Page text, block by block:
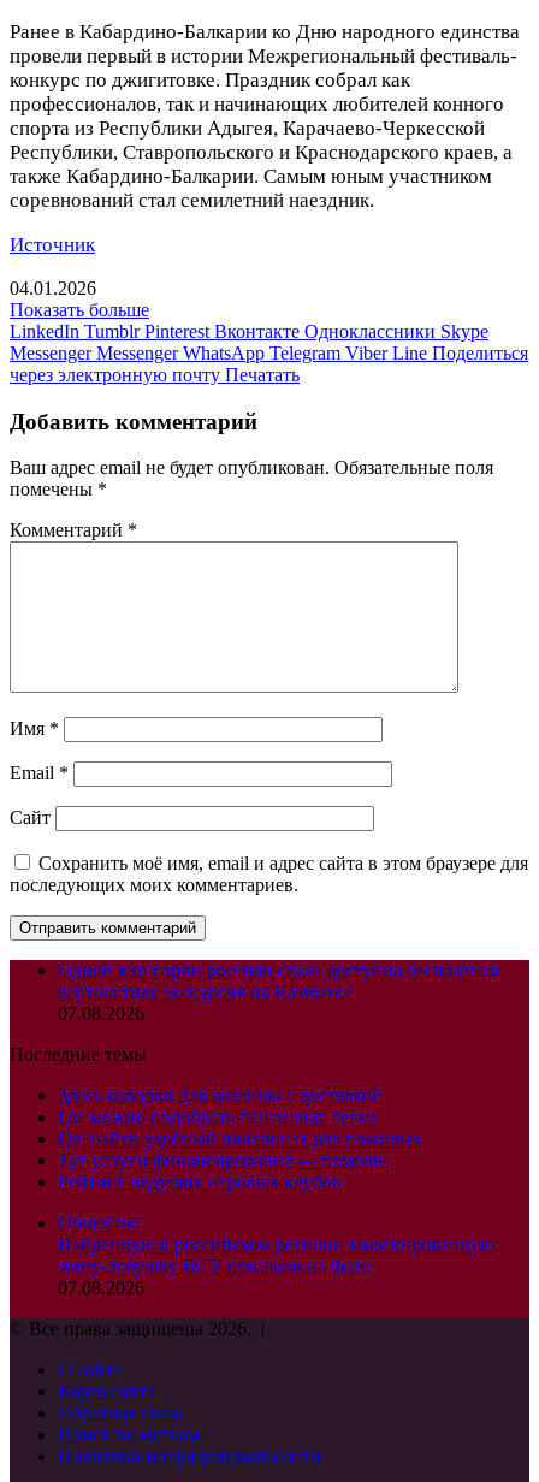
Ранее в Кабардино-Балкарии ко Дню народного единства
провели первый в истории Межрегиональный фестиваль-
конкурс по джигитовке. Праздник собрал как
профессионалов, так и начинающих любителей конного
спорта из Республики Адыгея, Карачаево-Черкесской
Республики, Ставропольского и Краснодарского краев, а
также Кабардино-Балкарии. Самым юным участником
соревнований стал семилетний наездник.
Источник
04.01.2026
Показать больше
LinkedIn Tumblr Pinterest Вконтакте Одноклассники Skype
Messenger Messenger WhatsApp Telegram Viber Line Поделиться
через электронную почту Печатать
Добавить комментарий
Ваш адрес email не будет опубликован. Обязательные поля
помечены *
Комментарий *
Имя *
Email *
Сайт
Сохранить моё имя, email и адрес сайта в этом браузере для
последующих моих комментариев.
Одной категории россиян стала доступна бесплатная
вертолетная экскурсия на Камчатке
07.08.2026
Последние темы
Здесь колодки для машины с доставкой
Где можно подобрать пансионат легко
Где найти удобный пансионат для пожилых
Тут услуги финансирования — помощь
Рейтинг ведущих игровых клубов
Общество
Найденную в российском регионе замаскированную
мину-ловушку ВСУ показали на фото
07.08.2026
© Все права защищены 2026, |
О сайте
Карта сайта
Обратная связь
Поиск по меткам
Политика конфиденциальности